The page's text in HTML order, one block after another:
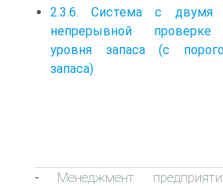
2.3.6. Система с двумя
непрерывной проверке
уровня запаса (с
запаса)
- Менеджмент